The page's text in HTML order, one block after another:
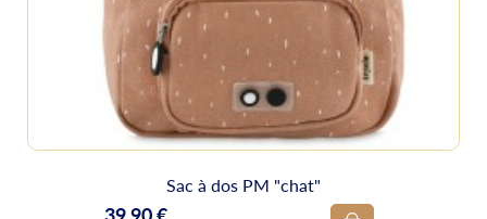
Sac à dos PM "chat"